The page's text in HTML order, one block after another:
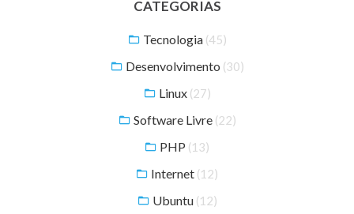
CATEGORIAS
Tecnologia (45)
Desenvolvimento (30)
Linux (27)
Software Livre (22)
PHP (13)
Internet (12)
Ubuntu (12)